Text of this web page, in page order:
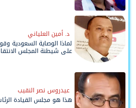
د. أمين العلياني
لماذا الوصاية السعودية
على شيطنة المجلس
عيدروس نصر النقيب
هذا هو مجلس القيادة